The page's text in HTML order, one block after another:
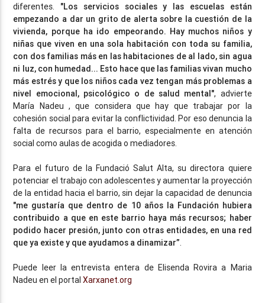
diferentes. "Los servicios sociales y las escuelas están
empezando a dar un grito de alerta sobre la cuestión de la
vivienda, porque ha ido empeorando. Hay muchos niños y
niñas que viven en una sola habitación con toda su familia,
con dos familias más en las habitaciones de al lado, sin agua
ni luz, con humedad... Esto hace que las familias vivan mucho
más estrés y que los niños cada vez tengan más problemas a
nivel emocional, psicológico o de salud mental", advierte
María Nadeu , que considera que hay que trabajar por la
cohesión social para evitar la conflictividad. Por eso denuncia la
falta de recursos para el barrio, especialmente en atención
social como aulas de acogida o mediadores.
Para el futuro de la Fundació Salut Alta, su directora quiere
potenciar el trabajo con adolescentes y aumentar la proyección
de la entidad hacia el barrio, sin dejar la capacidad de denuncia
"me gustaría que dentro de 10 años la Fundación hubiera
contribuido a que en este barrio haya más recursos; haber
podido hacer presión, junto con otras entidades, en una red
que ya existe y que ayudamos a dinamizar”
Puede leer la entrevista entera de Elisenda Rovira a Maria
Nadeu en el portalXarxanet.org